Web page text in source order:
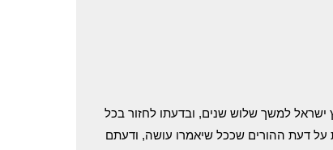
למשך שלוש שנים, ובדעתו לחזור בכל
על דעת ההורים שככל שיאמרו עושה, ודעתם